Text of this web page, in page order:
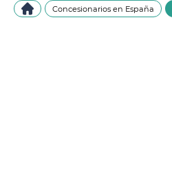
Concesionarios en España